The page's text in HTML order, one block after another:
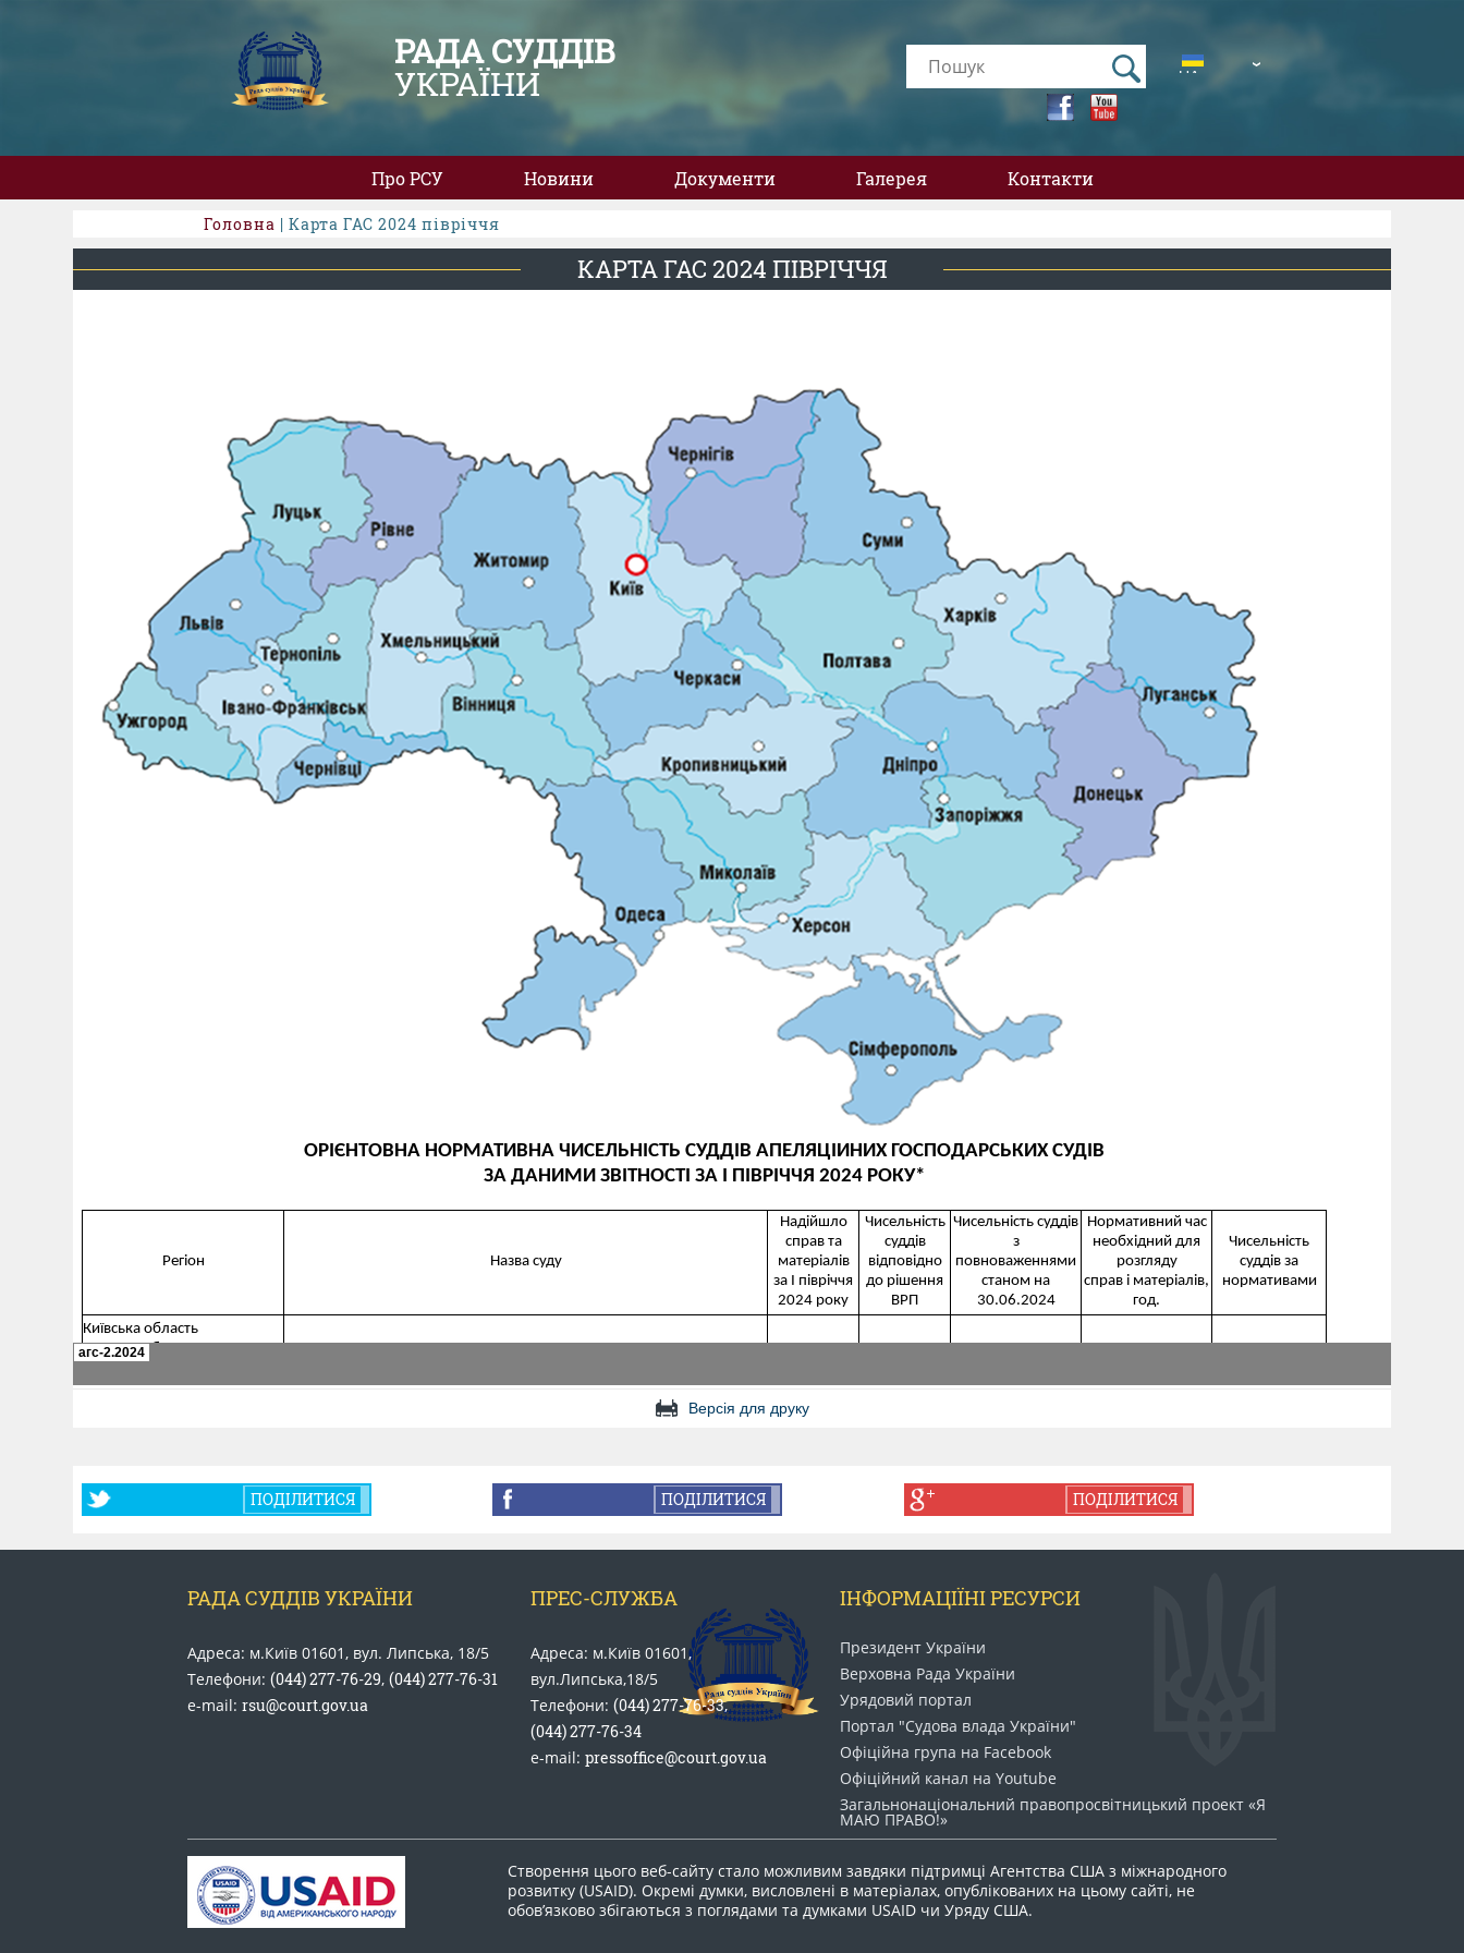
РАДА СУДДІВ
УКРАЇНИ
UA
Про РСУ Новини Документи Галерея Контакти
Головна | Карта ГАС 2024 півріччя
КАРТА ГАС 2024 ПІВРІЧЧЯ
Версія для друку
ПОДІЛИТИСЯ ПОДІЛИТИСЯ ПОДІЛИТИСЯ
РАДА СУДДІВ УКРАЇНИ
Адреса: м.Київ 01601, вул. Липська, 18/5
Телефони: (044) 277-76-29, (044) 277-76-31
e-mail: rsu@court.gov.ua
ПРЕС-СЛУЖБА
Адреса: м.Київ 01601,
вул.Липська,18/5
Телефони: (044) 277-76-33,
(044) 277-76-34
e-mail: pressoffice@court.gov.ua
ІНФОРМАЦІЇНІ РЕСУРСИ
Президент України
Верховна Рада України
Урядовий портал
Портал "Судова влада України"
Офіційна група на Facebook
Офіційний канал на Youtube
Загальнонаціональний право​просвітницький проект «Я
МАЮ ПРАВО​!»
Створення цього веб-сайту стало можливим завдяки підтримці Агентства США з міжнародного
розвитку (USAID). Окремі думки, висловлені в матеріалах, опублікованих на цьому сайті, не
обов’язково збігаються з поглядами та думками USAID чи Уряду США.